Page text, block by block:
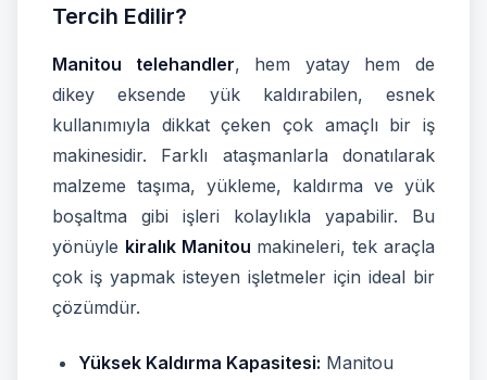
Tercih Edilir?
Manitou telehandler, hem yatay hem de
dikey eksende yük kaldırabilen, esnek
kullanımıyla dikkat çeken çok amaçlı bir iş
makinesidir. Farklı ataşmanlarla donatılarak
malzeme taşıma, yükleme, kaldırma ve yük
boşaltma gibi işleri kolaylıkla yapabilir. Bu
yönüyle kiralık Manitou makineleri, tek araçla
çok iş yapmak isteyen işletmeler için ideal bir
çözümdür.
Yüksek Kaldırma Kapasitesi: Manitou